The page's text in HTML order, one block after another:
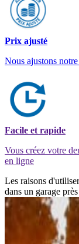
Prix ajusté
Nous ajustons
Facile et rapide
Vous créez votre
en ligne
Les raisons
dans un garage